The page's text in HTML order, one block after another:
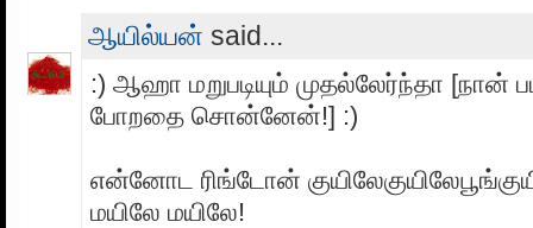
ஆயில்யன் said...
:) ஆஹா மறுபடியும் முதல்லேர்ந்தா [நான்
போறதை சொன்னேன்!] :)
என்னோட ரிங்டோன்
மயிலே மயிலே!